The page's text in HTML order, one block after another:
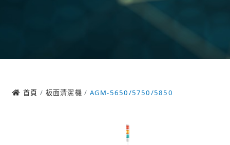
首頁 板面清潔機 AGM-5650/5750/5850